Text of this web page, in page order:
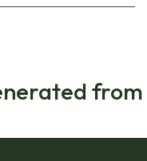
from